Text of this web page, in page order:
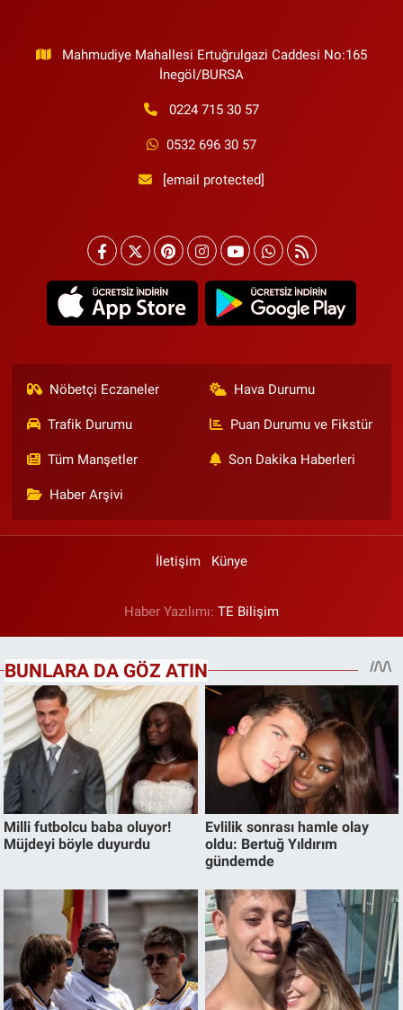
Mahmudiye Mahallesi Ertuğrulgazi Caddesi No:165
İnegöl/BURSA
0224 715 30 57
0532 696 30 57
[email protected]
Nöbetçi Eczaneler Hava Durumu
Trafik Durumu Puan Durumu ve Fikstür
Tüm Manşetler Son Dakika Haberleri
Haber Arşivi
İletişim Künye
Haber Yazılımı: TE Bilişim